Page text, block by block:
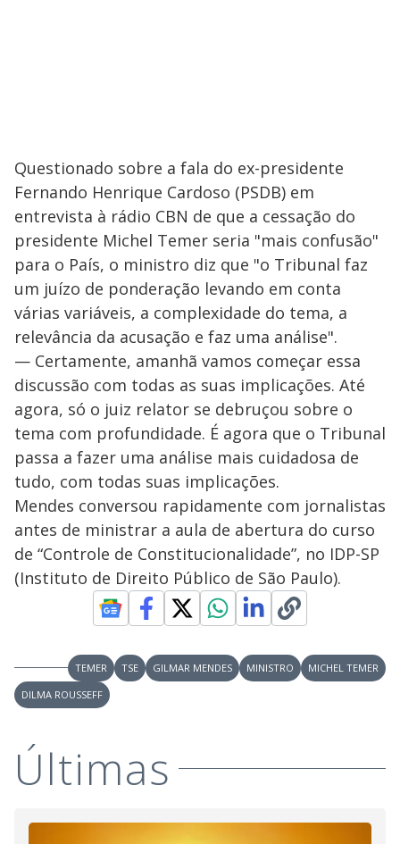
Questionado sobre a fala do ex-presidente
Fernando Henrique Cardoso (PSDB) em
entrevista à rádio CBN de que a cessação do
presidente Michel Temer seria "mais confusão"
para o País, o ministro diz que "o Tribunal faz
um juízo de ponderação levando em conta
várias variáveis, a complexidade do tema, a
relevância da acusação e faz uma análise".
— Certamente, amanhã vamos começar essa
discussão com todas as suas implicações. Até
agora, só o juiz relator se debruçou sobre o
tema com profundidade. É agora que o Tribunal
passa a fazer uma análise mais cuidadosa de
tudo, com todas suas implicações.
Mendes conversou rapidamente com jornalistas
antes de ministrar a aula de abertura do curso
de “Controle de Constitucionalidade”, no IDP-SP
(Instituto de Direito Público de São Paulo).
TEMER TSE GILMAR MENDES MINISTRO
MICHEL TEMER
DILMA ROUSSEFF
Últimas